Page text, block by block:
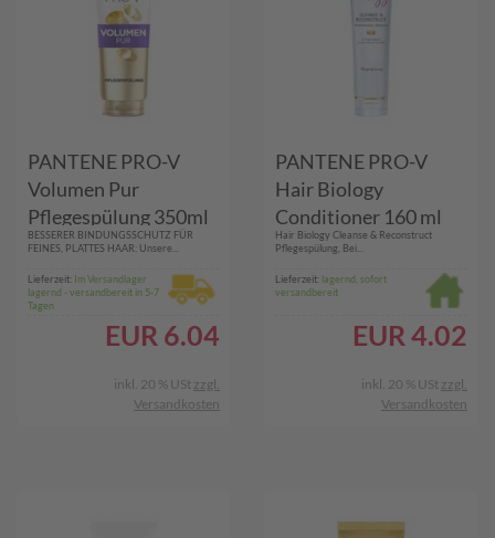
PANTENE PRO-V
Volumen Pur
Pflegespülung 350ml
BESSERER BINDUNGSSCHUTZ FÜR
FEINES, PLATTES HAAR: Unsere...
Lieferzeit: Im Versandlager
lagernd - versandbereit in 5-7
Tagen
EUR 6.04
inkl. 20 % USt zzgl.
Versandkosten
PANTENE PRO-V
Hair Biology
Conditioner 160 ml
Hair Biology Cleanse & Reconstruct
Pflegespülung, Bei...
Lieferzeit: lagernd, sofort
versandbereit
EUR 4.02
inkl. 20 % USt zzgl.
Versandkosten